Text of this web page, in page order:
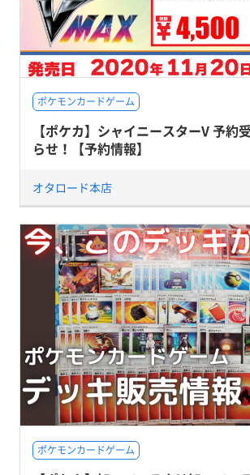
ポケモンカードゲーム
【ポケカ】シャイニースターV 予約
らせ！【予約情報】
オタロード本店
ポケモンカードゲーム